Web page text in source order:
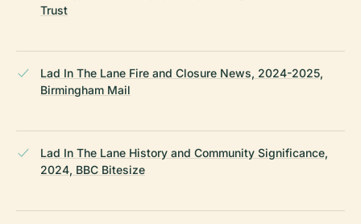
Trust
Lad In The Lane Fire and Closure News, 2024-2025,
Birmingham Mail
Lad In The Lane History and Community Significance,
2024, BBC Bitesize